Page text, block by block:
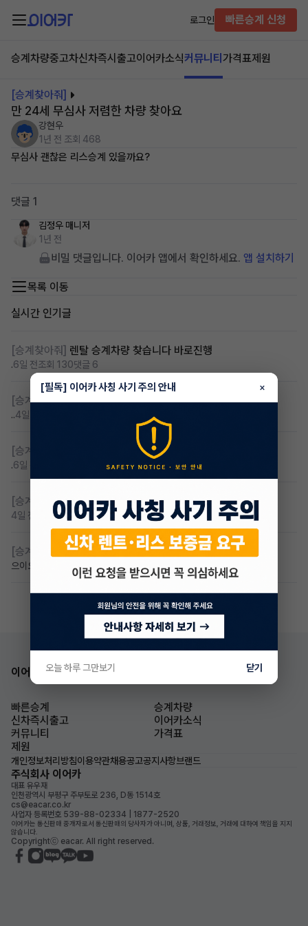
로그인 빠른승계 신청
승계차량중고차신차즉시출고이어카소식커뮤니티 가격표제원
[승계찾아줘]
만 24세 무심사 저렴한 차량 찾아요
강현우
1년 전 조회 468
무심사 괜찮은 리스승계 있을까요?
댓글 1
김정우 매니저
1년 전
비밀 댓글입니다. 이어카 앱에서 확인하세요. 앱 설치하기
목록 이동
실시간 인기글
[승계찾아줘] 렌탈 승계차량 찾습니다 바로진행
.6일 전조회 130댓글 6
[승계찾아줘] 무심사 무보증 만21세 전기차 승계,2운전자
..4일 전
[승계찾아줘] 제네시스 gv60 렌탈 승계찾습니다
.6일 전
[승계찾아줘] 무보증 무심사 전기차 승계 알아봅니다
4일 전 조회 85 댓글 1
[승계찾아줘] 아이오닉9 승계 받고싶습니다
으이오닉 조회 64댓글 0
이어카 앱 다운로드
빠른승계
승계차량
신차즉시출고
이어카소식
커뮤니티
가격표
제원
개인정보처리방침이용약관채용공고공지사항브랜드
주식회사 이어카
대표 유우재
인천광역시 부평구 주부토로 236, D동 1514호
cs@eacar.co.kr
사업자 등록번호 539-88-02334 | 1877-2520
이어카는 통신판매 중개자로서 통신판매의 당사자가 아니며, 상품, 거래정보, 거래에 대하여 책임을 지지
않습니다.
Copyrightⓒ eacar. All right reserved.
[필독] 이어카 사칭 사기 주의 안내 ×
오늘 하루 그만보기 닫기